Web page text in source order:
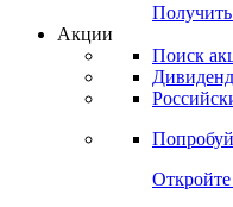
Акции
Поиск